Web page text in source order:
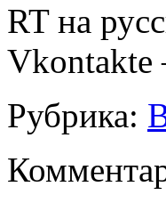
RT на
Рубрика: